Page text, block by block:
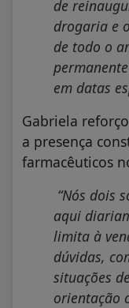
de
drogaria e
de todo o
em datas
Gabriela
a presença
farmacêuticos
“Nós dois
aqui
limita à
dúvidas,
situações
orientação